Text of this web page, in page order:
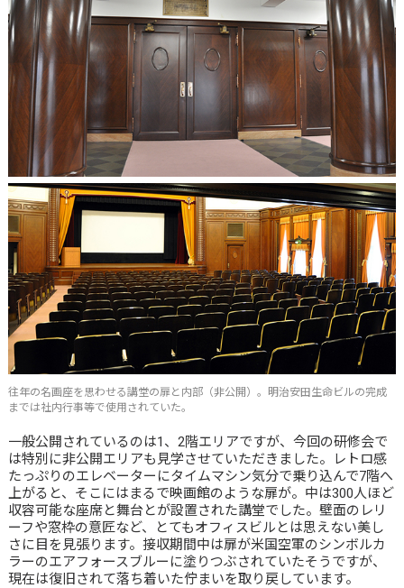
往年の名画座を思わせる講堂の扉と内部（非公開）。明治安田生命ビルの完成
までは社内行事等で使用されていた。
一般公開されているのは1、2階エリアですが、今回の研修会で
は特別に非公開エリアも見学させていただきました。レトロ感
たっぷりのエレベーターにタイムマシン気分で乗り込んで7階へ
上がると、そこにはまるで映画館のような扉が。中は300人ほど
収容可能な座席と舞台とが設置された講堂でした。壁面のレリ
ーフや窓枠の意匠など、とてもオフィスビルとは思えない美し
さに目を見張ります。接収期間中は扉が米国空軍のシンボルカ
ラーのエアフォースブルーに塗りつぶされていたそうですが、
現在は復旧されて落ち着いた佇まいを取り戻しています。